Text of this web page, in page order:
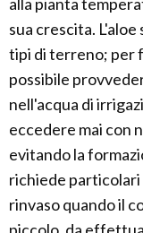
sua crescita.
tipi di terreno; per
possibile
nell'acqua di
eccedere mai con
evitando la
richiede
rinvaso quando il